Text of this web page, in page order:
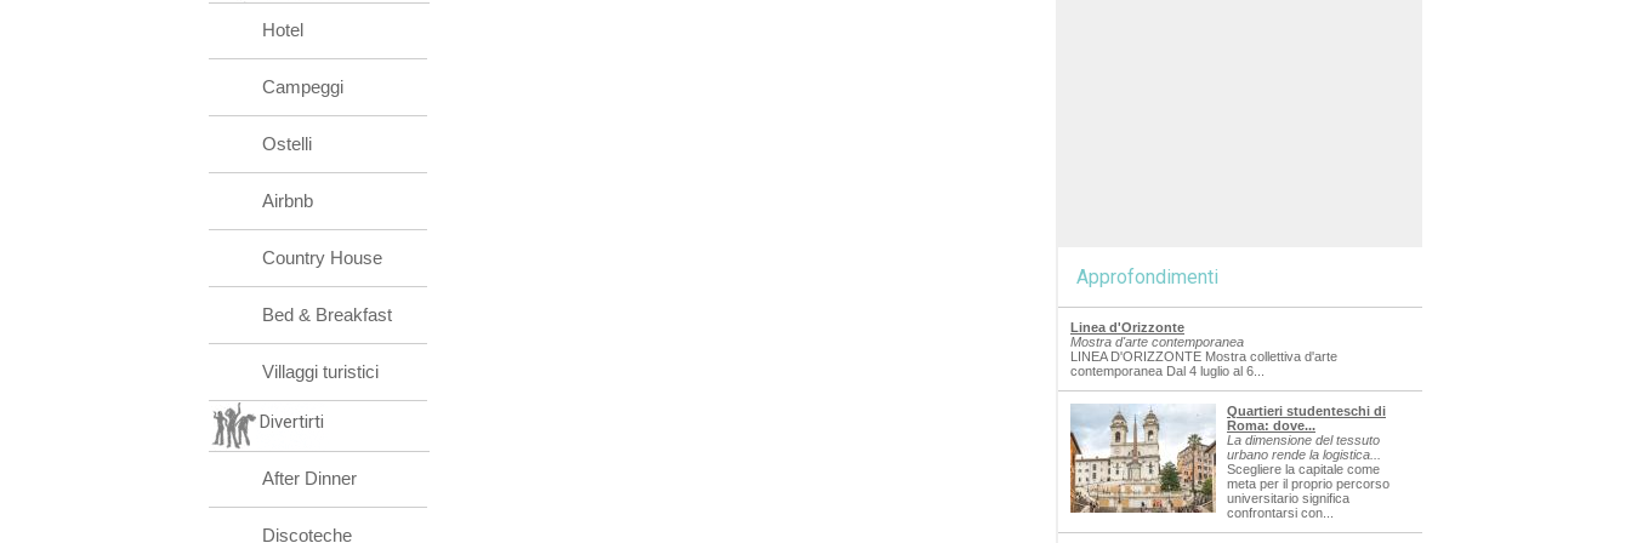
Hotel
Campeggi
Ostelli
Airbnb
Country House
Bed & Breakfast
Villaggi turistici
Divertirti
After Dinner
Discoteche
Approfondimenti
Linea d'Orizzonte
Mostra d'arte contemporanea
LINEA D'ORIZZONTE Mostra collettiva d'arte
contemporanea Dal 4 luglio al 6...
Quartieri studenteschi di
Roma: dove...
La dimensione del tessuto
urbano rende la logistica...
Scegliere la capitale come
meta per il proprio percorso
universitario significa
confrontarsi con...